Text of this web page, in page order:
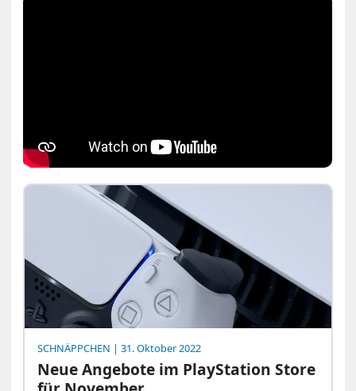
SCHNÄPPCHEN | 31. Oktober 2022
Neue Angebote im PlayStation Store